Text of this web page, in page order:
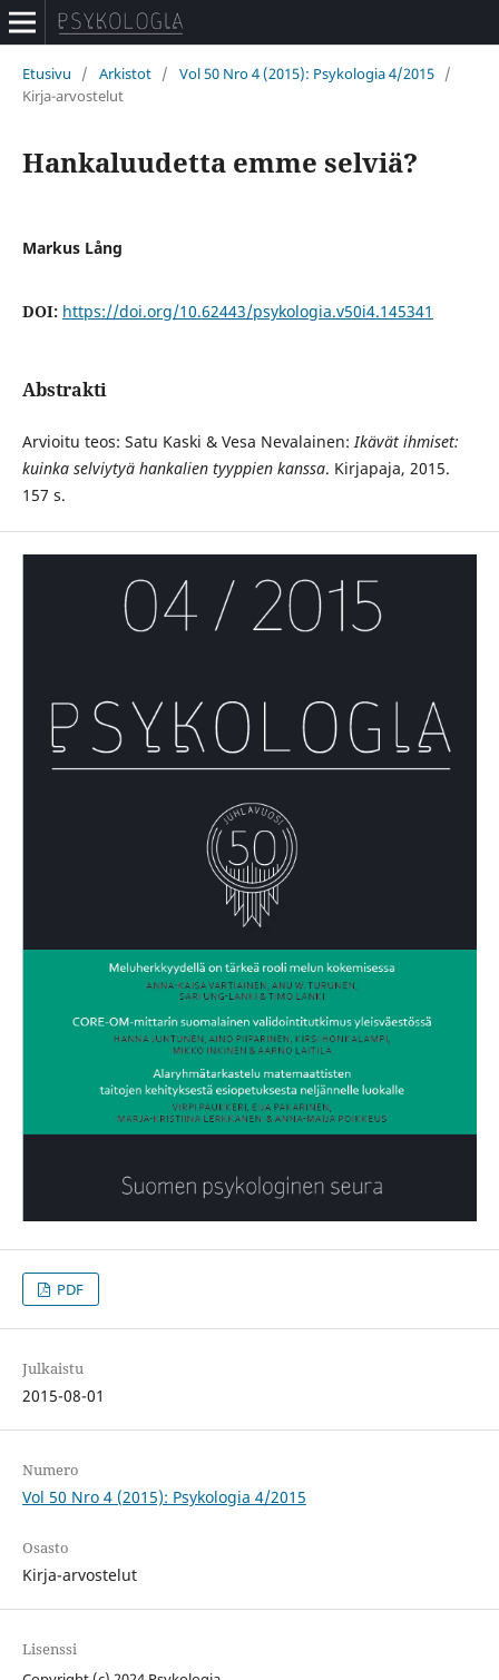
Etusivu / Arkistot / Vol 50 Nro 4 (2015): Psykologia 4/2015 /
Kirja-arvostelut
Hankaluudetta emme selviä?
Markus Lång
DOI: https://doi.org/10.62443/psykologia.v50i4.145341
Abstrakti
Arvioitu teos: Satu Kaski & Vesa Nevalainen:Ikävät ihmiset:
kuinka selviytyä hankalien tyyppien kanssa. Kirjapaja, 2015.
157 s.
PDF
Julkaistu
2015-08-01
Numero
Vol 50 Nro 4 (2015): Psykologia 4/2015
Osasto
Kirja-arvostelut
Lisenssi